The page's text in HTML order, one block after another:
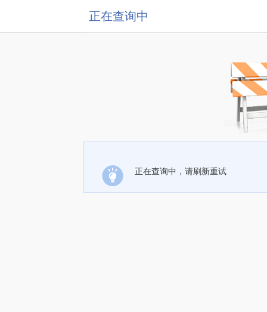
正在查询中
正在查询中，请刷新重试